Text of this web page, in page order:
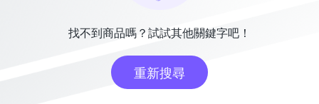
找不到商品嗎？試試其他關鍵字吧！
重新搜尋